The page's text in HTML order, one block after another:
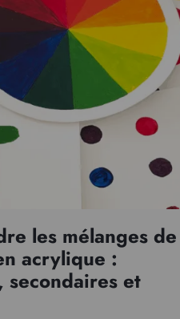
les mélanges de
acrylique :
secondaires et